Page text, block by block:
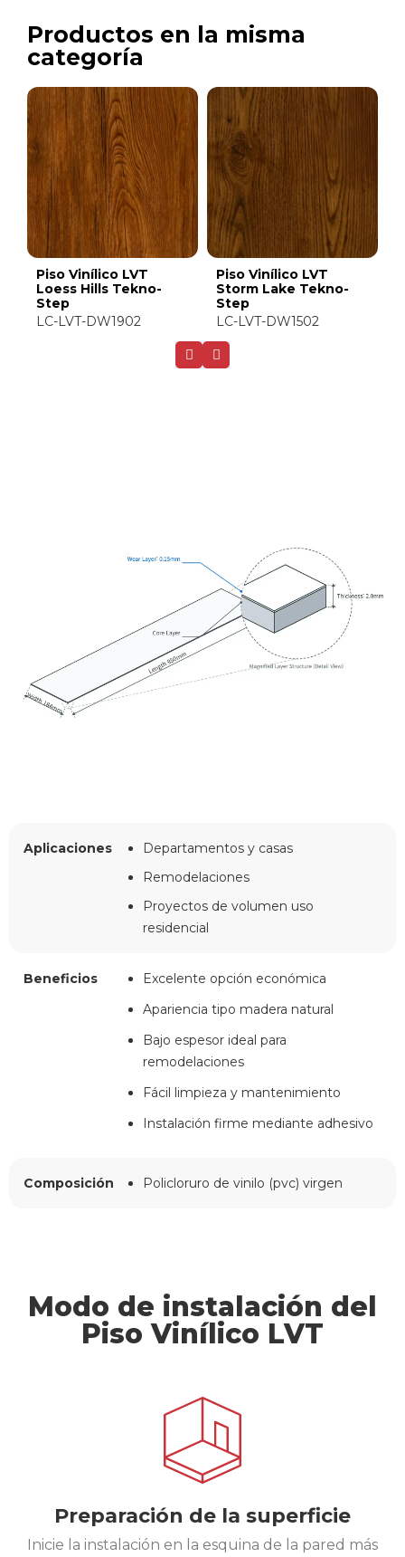
Productos en la misma
categoría
Piso Vinílico LVT
Vermillion Tekno-
Step
LC-LVT-DW1331
Piso Vinílico LVT
Aurora Tekno-Step
LC-LVT-DW3170
Aplicaciones
Departamentos y casas
Remodelaciones
Proyectos de volumen uso
residencial
Beneficios
Excelente opción económica
Apariencia tipo madera natural
Bajo espesor ideal para
remodelaciones
Fácil limpieza y mantenimiento
Instalación firme mediante adhesivo
Composición Policloruro de vinilo (pvc) virgen
Modo de instalación del
Piso Vinílico LVT
Preparación de la superficie
Inicie la instalación en la esquina de la pared más